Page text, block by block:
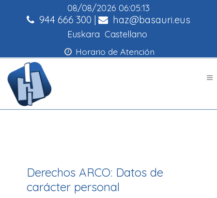
08/08/2026 06:05:13
944 666 300 | haz@basauri.eus
Euskara Castellano
Horario de Atención